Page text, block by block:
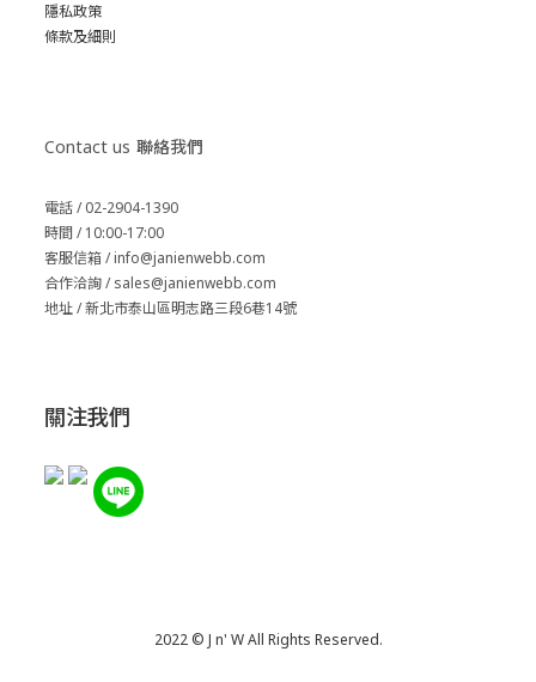
隱私政策
條款及細則
Contact us 聯絡我們
電話 / 02-2904-1390
時間 / 10:00-17:00
客服信箱 / info@janienwebb.com
合作洽詢 / sales@janienwebb.com
地址 / 新北市泰山區明志路三段6巷14號
關注我們
2022 © J n' W All Rights Reserved.